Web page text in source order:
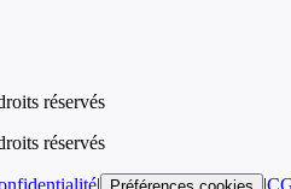
réservés
réservés